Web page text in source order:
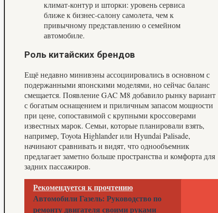
климат-контур и шторки: уровень сервиса
ближе к бизнес-салону самолета, чем к
привычному представлению о семейном
автомобиле.
Роль китайских брендов
Ещё недавно минивэны ассоциировались в основном с
подержанными японскими моделями, но сейчас баланс
смещается. Появление GAC M8 добавило рынку вариант
с богатым оснащением и приличным запасом мощности
при цене, сопоставимой с крупными кроссоверами
известных марок. Семьи, которые планировали взять,
например, Toyota Highlander или Hyundai Palisade,
начинают сравнивать и видят, что однообъемник
предлагает заметно больше пространства и комфорта для
задних пассажиров.
Рекомендуется к прочтению
Автомобили Газель: Руководство по
ремонту двигателя своими руками